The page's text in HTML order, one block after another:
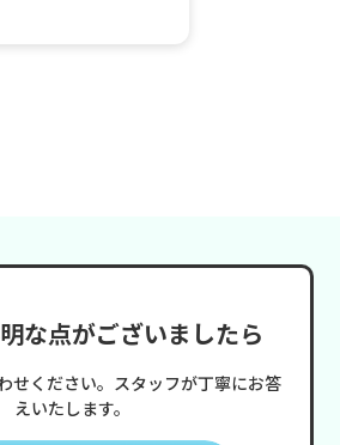
な点がございましたら
せください。スタッフが丁寧にお答
えいたします。